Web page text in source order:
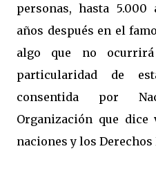
personas, hasta
años después en el
algo que no
particularidad de
consentida por
Organización que
naciones y los Derechos